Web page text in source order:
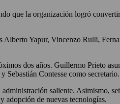
que la organización logró
Yapur, Vincenzo Rulli,
dos años. Guillermo Prieto
Sebastián Contesse como secretario.
saliente. Asimismo,
adopción de nuevas tecnologías.